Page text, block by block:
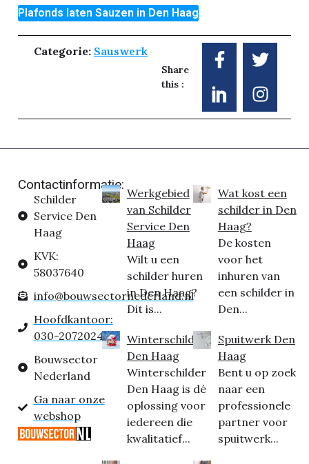
Plafonds laten Sauzen in Den Haag
Categorie: Sauswerk
Share
this :
Contactinformatie:
Schilder
Service Den
Haag
KVK:
58037640
info@bouwsectornederland.nl
Hoofdkantoor:
030-2072024
Bouwsector
Nederland
Ga naar onze
webshop
Werkgebied
van Schilder
Service Den
Haag
Wilt u een
schilder huren
in Den Haag?
Dit is...
Winterschilder
Den Haag
Winterschilder
Den Haag is dé
oplossing voor
iedereen die
kwalitatief...
Wat kost een
schilder in Den
Haag?
De kosten
voor het
inhuren van
een schilder in
Den...
Spuitwerk Den
Haag
Bent u op zoek
naar een
professionele
partner voor
spuitwerk...